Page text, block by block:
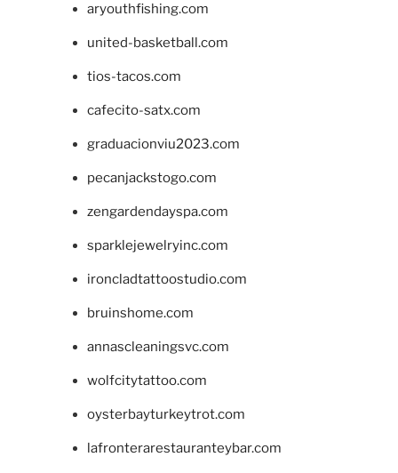
aryouthfishing.com
united-basketball.com
tios-tacos.com
cafecito-satx.com
graduacionviu2023.com
pecanjackstogo.com
zengardendayspa.com
sparklejewelryinc.com
ironcladtattoostudio.com
bruinshome.com
annascleaningsvc.com
wolfcitytattoo.com
oysterbayturkeytrot.com
lafronterarestauranteybar.com